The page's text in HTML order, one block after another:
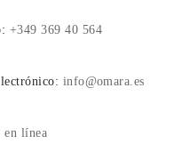
+349 369 40 564
info@omara.es
en línea